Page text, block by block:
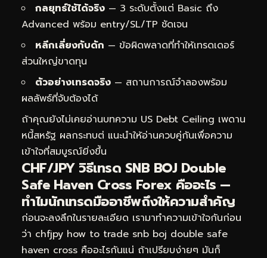
กลยุทธ์ใช้ได้จริง — 3 ระดับตั้งแต่ Basic ถึง
Advanced พร้อม entry/SL/TP ชัดเจน
หลีกเลี่ยงกับดัก — ข้อผิดพลาดที่ทำให้เทรดเดอร์
ส่วนใหญ่ขาดทุน
ตัวอย่างเทรดจริง — สถานการณ์จำลองพร้อม
ผลลัพธ์ที่จับต้องได้
ถ้าคุณยังไม่เคยอ่านบทความ US Debt Ceiling เพดาน
หนี้สหรัฐ ผลกระทบต่ แนะนำให้อ่านควบคู่กันเพื่อความ
เข้าใจที่สมบูรณ์ยิ่งขึ้น
CHF/JPY วิธีเทรด SNB BOJ Double
Safe Haven Cross Forex คืออะไร —
ทำไมนักเทรดมืออาชีพถึงให้ความสำคัญ
ก่อนจะลงลึกในรายละเอียด เรามาทำความเข้าใจกันก่อน
ว่า chfjpy how to trade snb boj double safe
haven cross คืออะไรกันแน่ ถ้าเปรียบง่ายๆ มันก็